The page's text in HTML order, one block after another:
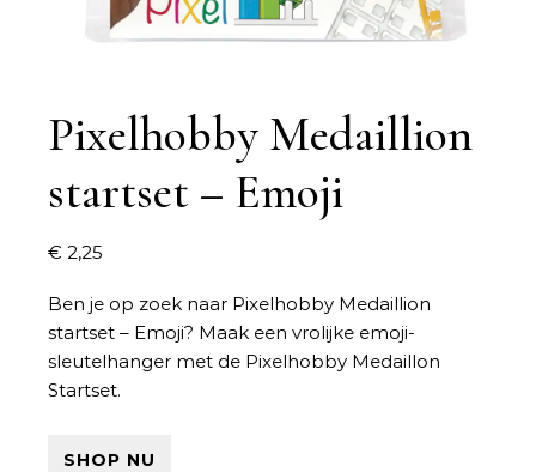
Pixelhobby Medaillion
startset – Emoji
€ 2,25
Ben je op zoek naar Pixelhobby Medaillion
startset – Emoji? Maak een vrolijke emoji-
sleutelhanger met de Pixelhobby Medaillon
Startset.
SHOP NU